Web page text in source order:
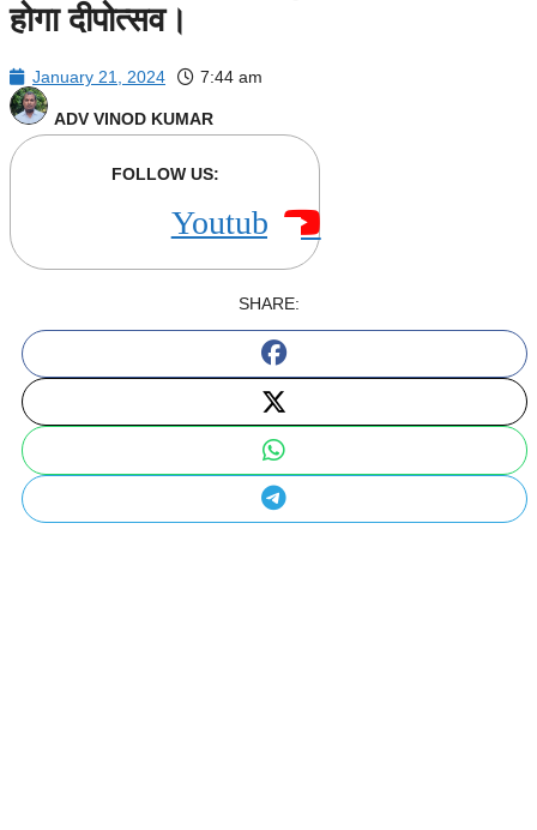
होगा दीपोत्सव।
January 21, 2024 7:44 am
ADV VINOD KUMAR
FOLLOW US:
Youtube
SHARE: